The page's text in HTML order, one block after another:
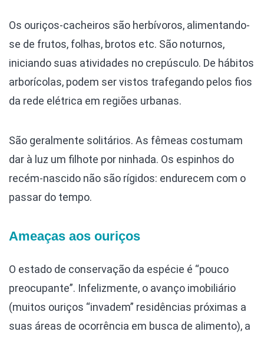
Os ouriços-cacheiros são herbívoros, alimentando-
se de frutos, folhas, brotos etc. São noturnos,
iniciando suas atividades no crepúsculo. De hábitos
arborícolas, podem ser vistos trafegando pelos fios
da rede elétrica em regiões urbanas.
São geralmente solitários. As fêmeas costumam
dar à luz um filhote por ninhada. Os espinhos do
recém-nascido não são rígidos: endurecem com o
passar do tempo.
Ameaças aos ouriços
O estado de conservação da espécie é “pouco
preocupante”. Infelizmente, o avanço imobiliário
(muitos ouriços “invadem” residências próximas a
suas áreas de ocorrência em busca de alimento), a